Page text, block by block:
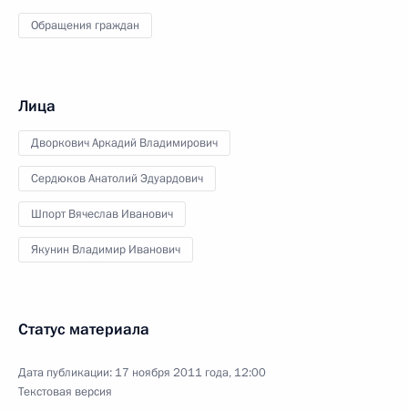
Обращения граждан
Лица
Дворкович Аркадий Владимирович
Сердюков Анатолий Эдуардович
Шпорт Вячеслав Иванович
Якунин Владимир Иванович
Статус материала
Дата публикации: 17 ноября 2011 года, 12:00
Текстовая версия